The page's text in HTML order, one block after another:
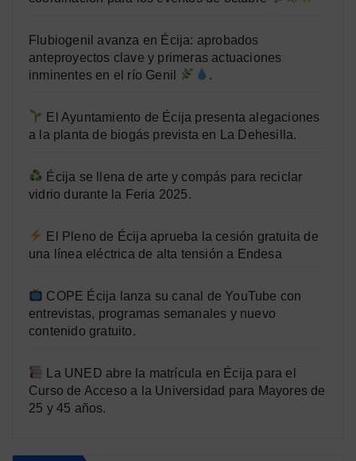
Flubiogenil avanza en Écija: aprobados
anteproyectos clave y primeras actuaciones
inminentes en el río Genil
.
El Ayuntamiento de Écija presenta alegaciones
a la planta de biogás prevista en La Dehesilla.
Écija se llena de arte y compás para reciclar
vidrio durante la Feria 2025.
El Pleno de Écija aprueba la cesión gratuita de
una línea eléctrica de alta tensión a Endesa
COPE Écija lanza su canal de YouTube con
entrevistas, programas semanales y nuevo
contenido gratuito.
La UNED abre la matrícula en Écija para el
Curso de Acceso a la Universidad para Mayores de
25 y 45 años.